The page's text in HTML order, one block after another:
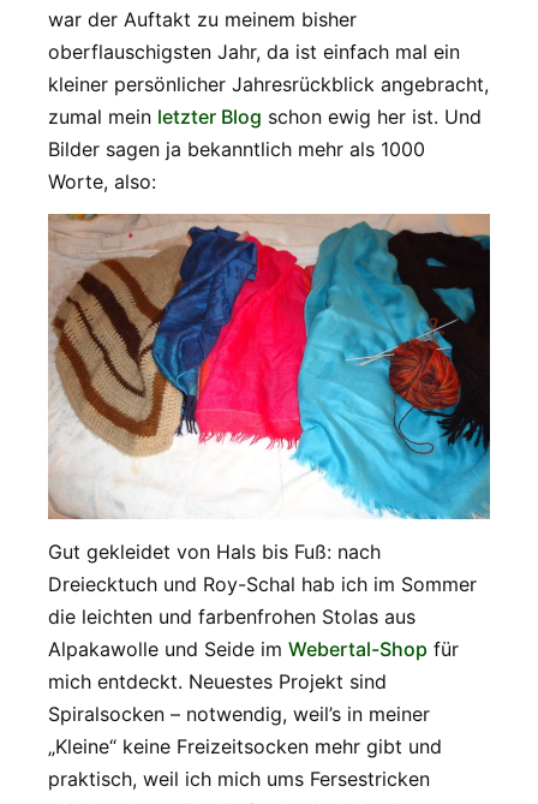
war der Auftakt zu meinem bisher
oberflauschigsten Jahr, da ist einfach mal ein
kleiner persönlicher Jahresrückblick angebracht,
zumal mein letzter Blog schon ewig her ist. Und
Bilder sagen ja bekanntlich mehr als 1000
Worte, also:
Gut gekleidet von Hals bis Fuß: nach
Dreiecktuch und Roy-Schal hab ich im Sommer
die leichten und farbenfrohen Stolas aus
Alpakawolle und Seide im Webertal-Shop für
mich entdeckt. Neuestes Projekt sind
Spiralsocken – notwendig, weil’s in meiner
„Kleine“ keine Freizeitsocken mehr gibt und
praktisch, weil ich mich ums Fersestricken